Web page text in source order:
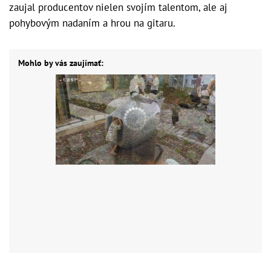
zaujal producentov nielen svojím talentom, ale aj
pohybovým nadaním a hrou na gitaru.
Mohlo by vás zaujímať: